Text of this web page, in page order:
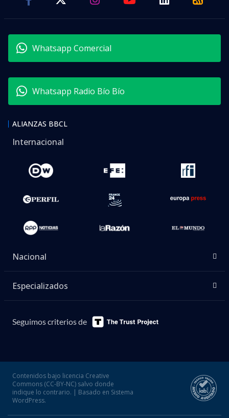
Whatsapp Comercial
Whatsapp Radio Bío Bío
ALIANZAS BBCL
Internacional
Nacional
Especializados
Seguimos criterios de
Contenidos bajo licencia Creative
Commons (CC-BY-NC) salvo donde
indique lo contrario. | Basado en Sistema
WordPress.